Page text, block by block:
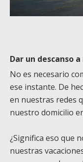
Dar un descanso
No es necesario
ese instante. De
en nuestras redes
nuestro domicilio
¿Significa eso que
nuestras